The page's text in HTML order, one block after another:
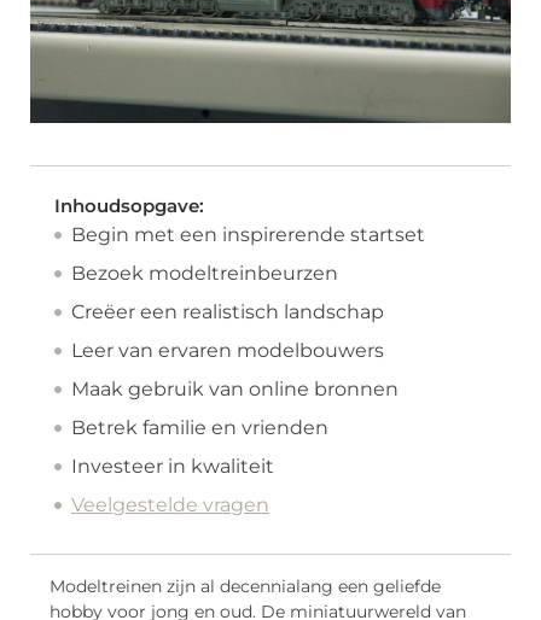
Inhoudsopgave:
Begin met een inspirerende startset
Bezoek modeltreinbeurzen
Creëer een realistisch landschap
Leer van ervaren modelbouwers
Maak gebruik van online bronnen
Betrek familie en vrienden
Investeer in kwaliteit
Veelgestelde vragen
Modeltreinen zijn al decennialang een geliefde
hobby voor jong en oud. De miniatuurwereld van